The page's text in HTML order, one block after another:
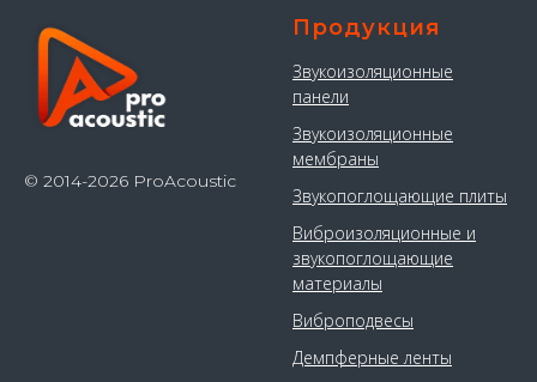
© 2014-2026 ProAcoustic
Продукция
Звукоизоляционные
панели
Звукоизоляционные
мембраны
Звукопоглощающие плиты
Виброизоляционные и
звукопоглощающие
материалы
Виброподвесы
Демпферные ленты